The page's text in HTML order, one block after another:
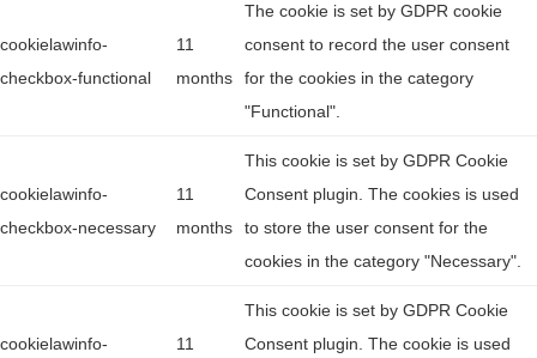
cookielawinfo-
checkbox-functional
11
months
The cookie is set by GDPR cookie
consent to record the user consent
for the cookies in the category
"Functional".
cookielawinfo-
checkbox-necessary
11
months
This cookie is set by GDPR Cookie
Consent plugin. The cookies is used
to store the user consent for the
cookies in the category "Necessary".
cookielawinfo-
11
This cookie is set by GDPR Cookie
Consent plugin. The cookie is used